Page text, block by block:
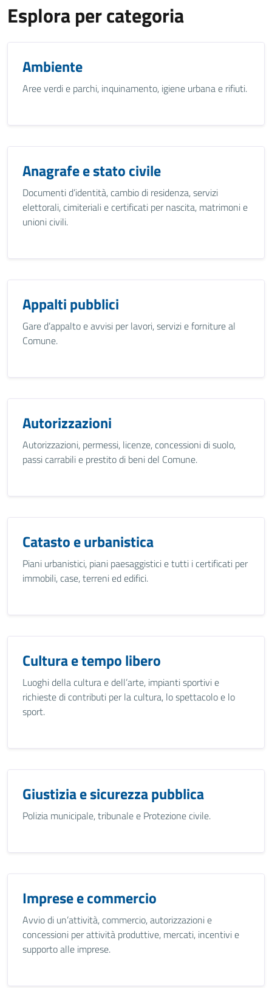
Esplora per categoria
Ambiente
Aree verdi e parchi, inquinamento, igiene urbana e rifiuti.
Anagrafe e stato civile
Documenti d’identità, cambio di residenza, servizi
elettorali, cimiteriali e certificati per nascita, matrimoni e
unioni civili.
Appalti pubblici
Gare d’appalto e avvisi per lavori, servizi e forniture al
Comune.
Autorizzazioni
Autorizzazioni, permessi, licenze, concessioni di suolo,
passi carrabili e prestito di beni del Comune.
Catasto e urbanistica
Piani urbanistici, piani paesaggistici e tutti i certificati per
immobili, case, terreni ed edifici.
Cultura e tempo libero
Luoghi della cultura e dell’arte, impianti sportivi e
richieste di contributi per la cultura, lo spettacolo e lo
sport.
Giustizia e sicurezza pubblica
Polizia municipale, tribunale e Protezione civile.
Imprese e commercio
Avvio di un’attività, commercio, autorizzazioni e
concessioni per attività produttive, mercati, incentivi e
supporto alle imprese.